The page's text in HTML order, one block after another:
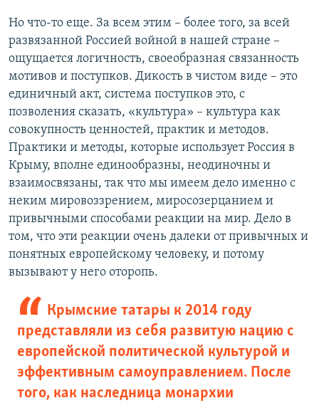
Но что-то еще. За всем этим – более того, за всей
развязанной Россией войной в нашей стране –
ощущается логичность, своеобразная связанность
мотивов и поступков. Дикость в чистом виде – это
единичный акт, система поступков это, с
позволения сказать, «культура» – культура как
совокупность ценностей, практик и методов.
Практики и методы, которые использует Россия в
Крыму, вполне единообразны, неодиночны и
взаимосвязаны, так что мы имеем дело именно с
неким мировоззрением, миросозерцанием и
привычными способами реакции на мир. Дело в
том, что эти реакции очень далеки от привычных и
понятных европейскому человеку, и потому
вызывают у него оторопь.
Крымские татары к 2014 году
представляли из себя развитую нацию с
европейской политической культурой и
эффективным самоуправлением. После
того, как наследница монархии